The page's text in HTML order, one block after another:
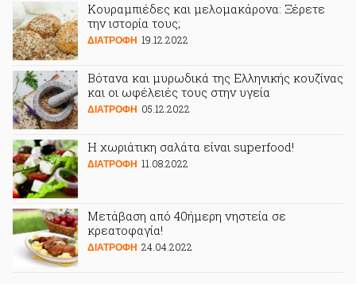
Κουραμπιέδες και μελομακάρονα: Ξέρετε
την ιστορία τους;
ΔΙΑΤΡΟΦΗ 19.12.2022
Βότανα και μυρωδικά της Ελληνικής κουζίνας
και οι ωφέλειές τους στην υγεία
ΔΙΑΤΡΟΦΗ 05.12.2022
Η χωριάτικη σαλάτα είναι superfood!
ΔΙΑΤΡΟΦΗ 11.08.2022
Μετάβαση από 40ήμερη νηστεία σε
κρεατοφαγία!
ΔΙΑΤΡΟΦΗ 24.04.2022